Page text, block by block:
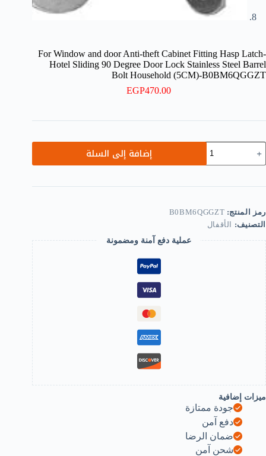
-For Window and door Anti-theft Cabinet Fitting Hasp Latch
Hotel Sliding 90 Degree Door Lock Stainless Steel Barrel
Bolt Household (5CM)-B0BM6QGGZT
EGP470.00
For
and
Anti-
theft
Cabinet
Hasp
Latch
Hotel
Sliding
90
Degree
Door
Lock
Stainless
Steel
Barrel
Bolt
Household
(5CM)-
B0BM6QGGZT
إضافة إلى السلة
رمز المنتج: B0BM6QGGZT
التصنيف:
الأقفال
عملية دفع آمنة ومضمونة
ميزات إضافية
جودة ممتازة
دفع آمن
ضمان الرضا
شحن آمن